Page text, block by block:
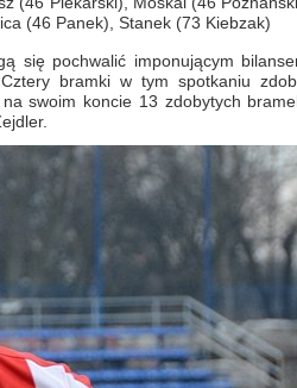
(46 Panek), Stanek (73 Kiebzak)
się pochwalić imponującym
bramki w tym spotkaniu
swoim koncie 13 zdobytych